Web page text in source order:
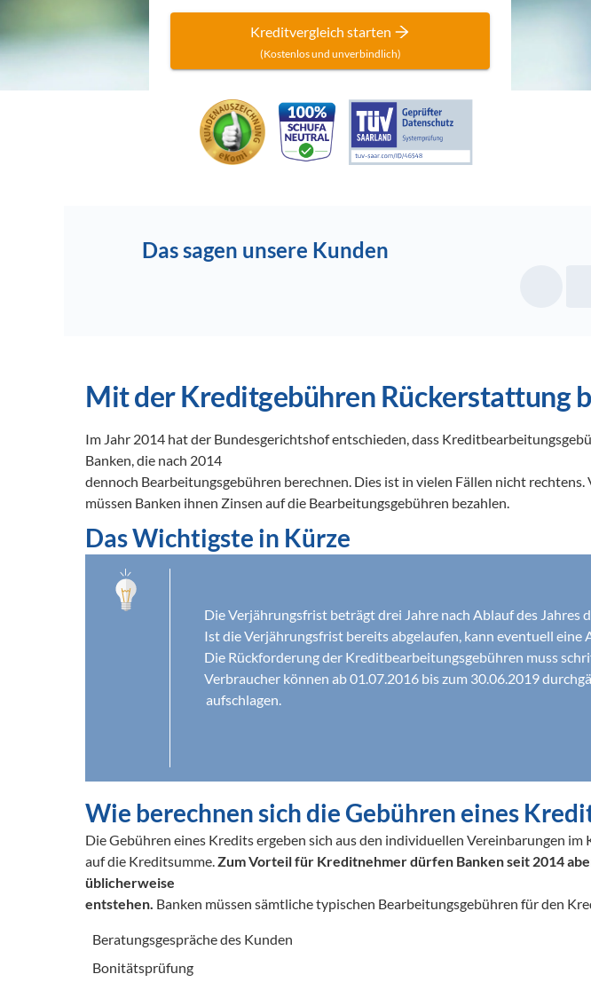
Kreditvergleich starten
(Kostenlos und unverbindlich)
Das sagen unsere Kunden
Mit der Kreditgebühren Rückerstattung
Im Jahr 2014 hat der Bundesgerichtshof entschieden, dass
Banken, die nach 2014
dennoch Bearbeitungsgebühren berechnen. Dies ist in vielen Fällen nicht
müssen Banken ihnen Zinsen auf die Bearbeitungsgebühren bezahlen.
Das Wichtigste in Kürze
Die Verjährungsfrist beträgt drei Jahre nach Ablauf des Jahres
Ist die Verjährungsfrist bereits abgelaufen, kann eventuell eine
Die Rückforderung der Kreditbearbeitungsgebühren muss
Verbraucher können ab 01.07.2016 bis zum 30.06.2019
aufschlagen.
Wie berechnen sich die Gebühren eines
Die Gebühren eines Kredits ergeben sich aus den individuellen Vereinbarungen
auf die Kreditsumme. Zum Vorteil für Kreditnehmer dürfen Banken seit 2014
üblicherweise
entstehen. Banken müssen sämtliche typischen Bearbeitungsgebühren für den
Beratungsgespräche des Kunden
Bonitätsprüfung